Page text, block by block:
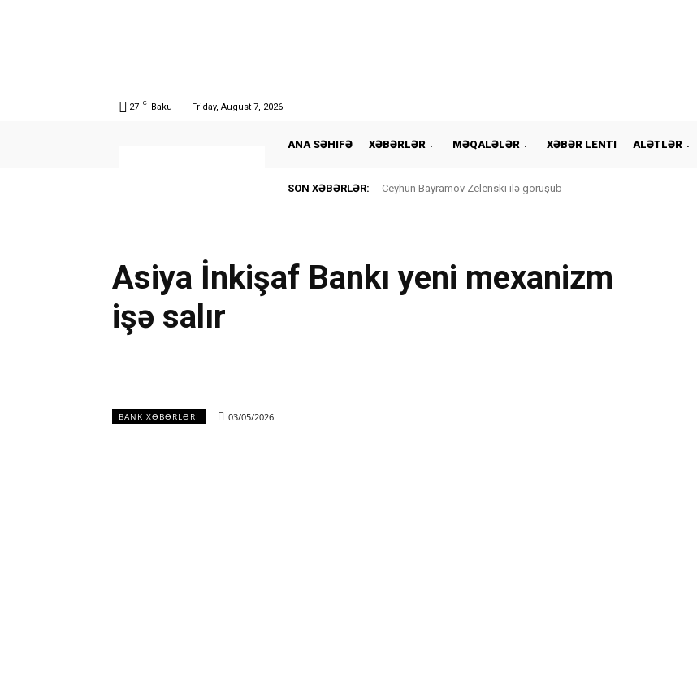
27 C Baku Friday, August 7, 2026
ANA SƏHIFƏ XƏBƏRLƏR MƏQALƏLƏR XƏBƏR LENTI ALƏTLƏR
SON XƏBƏRLƏR: Ceyhun Bayramov Zelenski ilə görüşüb
Asiya İnkişaf Bankı yeni mexanizm
işə salır
BANK XƏBƏRLƏRI 03/05/2026